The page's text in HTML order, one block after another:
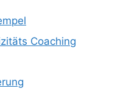
Coaching